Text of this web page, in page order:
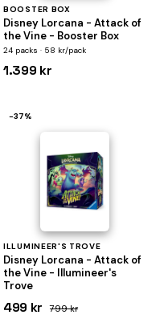
BOOSTER BOX
Disney Lorcana - Attack of
the Vine - Booster Box
24 packs · 58 kr/pack
1.399 kr
−37%
ILLUMINEER'S TROVE
Disney Lorcana - Attack of
the Vine - Illumineer's
Trove
499 kr 799 kr